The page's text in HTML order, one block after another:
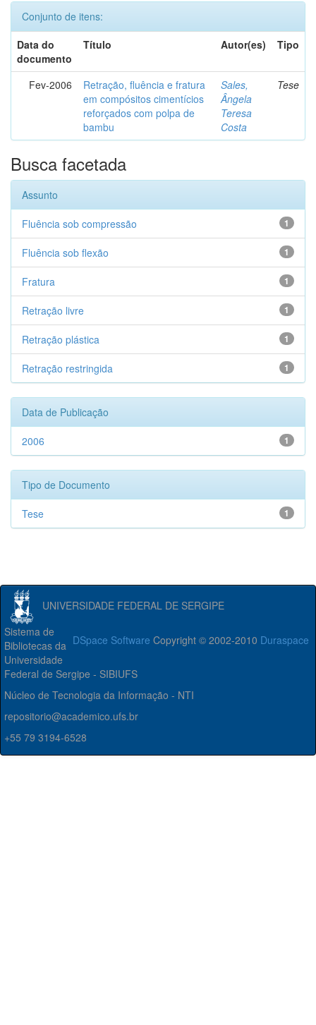
Conjunto de itens:
Data do
documento
Título Autor(es) Tipo
Fev-2006
Retração, fluência e fratura
em compósitos cimentícios
reforçados com polpa de
bambu
Sales,
Ângela
Teresa
Costa
Tese
Busca facetada
Assunto
1
Fluência sob compressão
1
Fluência sob flexão
1
Fratura
1
Retração livre
1
Retração plástica
1
Retração restringida
Data de Publicação
1
2006
Tipo de Documento
1
Tese
UNIVERSIDADE FEDERAL DE SERGIPE
DSpace Software Copyright © 2002-2010 Duraspace
Sistema de
Bibliotecas da
Universidade
Federal de Sergipe - SIBIUFS
Núcleo de Tecnologia da Informação - NTI
repositorio@academico.ufs.br
+55 79 3194-6528